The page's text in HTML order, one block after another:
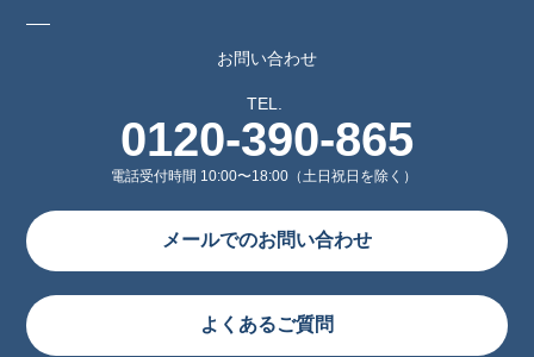
お問い合わせ
TEL.
0120-390-865
電話受付時間 10:00〜18:00（土日祝日を除く）
メールでのお問い合わせ
よくあるご質問